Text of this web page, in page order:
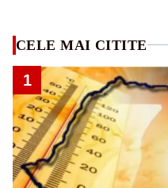
CELE MAI CITITE
1